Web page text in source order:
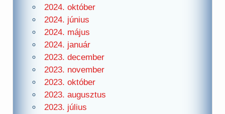
2024. október
2024. június
2024. május
2024. január
2023. december
2023. november
2023. október
2023. augusztus
2023. július